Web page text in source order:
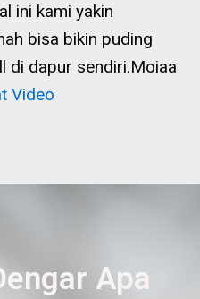
ini kami yakin
bisa bikin puding
di dapur sendiri.Moiaa
Video
Apa